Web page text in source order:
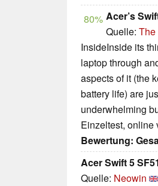
80% Acer’s
Quelle: The
InsideInside its
laptop through
aspects of it (the
battery life) are
underwhelming
Einzeltest, online
Bewertung:
Acer Swift 5
Quelle: Neowin